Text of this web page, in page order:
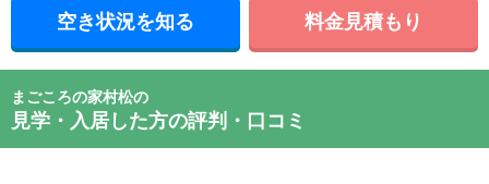
空き状況を知る 料金見積もり
まごころの家村松の
見学・入居した方の評判・口コミ